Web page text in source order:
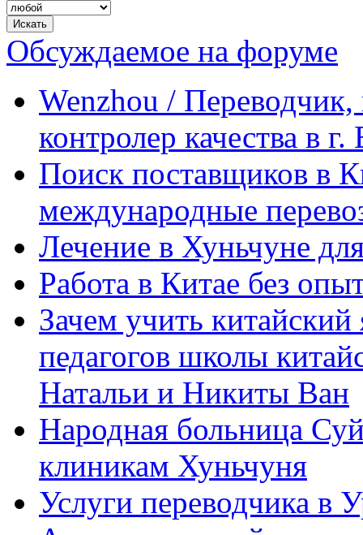
Обсуждаемое на форуме
Wenzhou / Переводчик,
контролер качества в
Поиск поставщиков в
международные
Лечение в Хуньчуне
Работа в Китае без
Зачем учить
педагогов школы
Натальи и Никиты Ван
Народная больница
клиникам Хуньчуня
Услуги переводчика в